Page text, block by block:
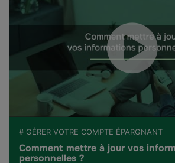
# GÉRER VOTRE COMPTE ÉPARGNANT
Comment mettre à jour vos
personnelles ?